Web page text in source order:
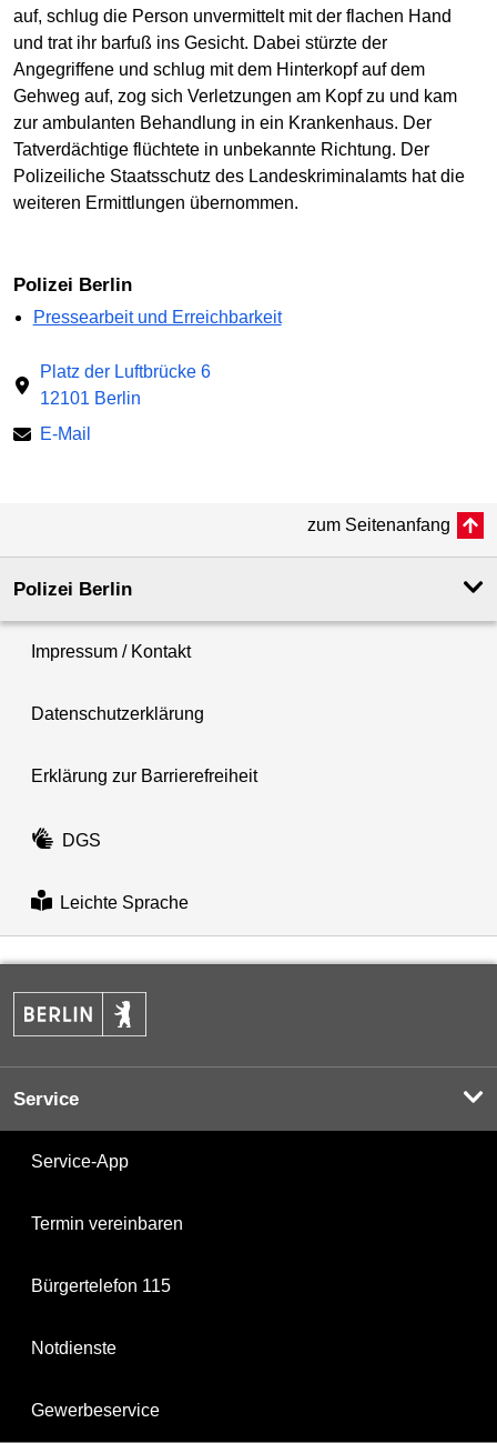
auf, schlug die Person unvermittelt mit der flachen Hand
und trat ihr barfuß ins Gesicht. Dabei stürzte der
Angegriffene und schlug mit dem Hinterkopf auf dem
Gehweg auf, zog sich Verletzungen am Kopf zu und kam
zur ambulanten Behandlung in ein Krankenhaus. Der
Tatverdächtige flüchtete in unbekannte Richtung. Der
Polizeiliche Staatsschutz des Landeskriminalamts hat die
weiteren Ermittlungen übernommen.
Polizei Berlin
Pressearbeit und Erreichbarkeit
Platz der Luftbrücke 6
12101 Berlin
E-Mail
zum Seitenanfang
Polizei Berlin
Impressum / Kontakt
Datenschutzerklärung
Erklärung zur Barrierefreiheit
DGS
Leichte Sprache
Service
Service-App
Termin vereinbaren
Bürgertelefon 115
Notdienste
Gewerbeservice